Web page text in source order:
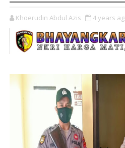
Khoerudin Abdul Azis 4 years